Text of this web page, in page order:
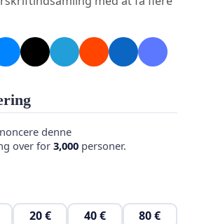
denne
over for 3,000 personer.
20 € 40 € 80 €